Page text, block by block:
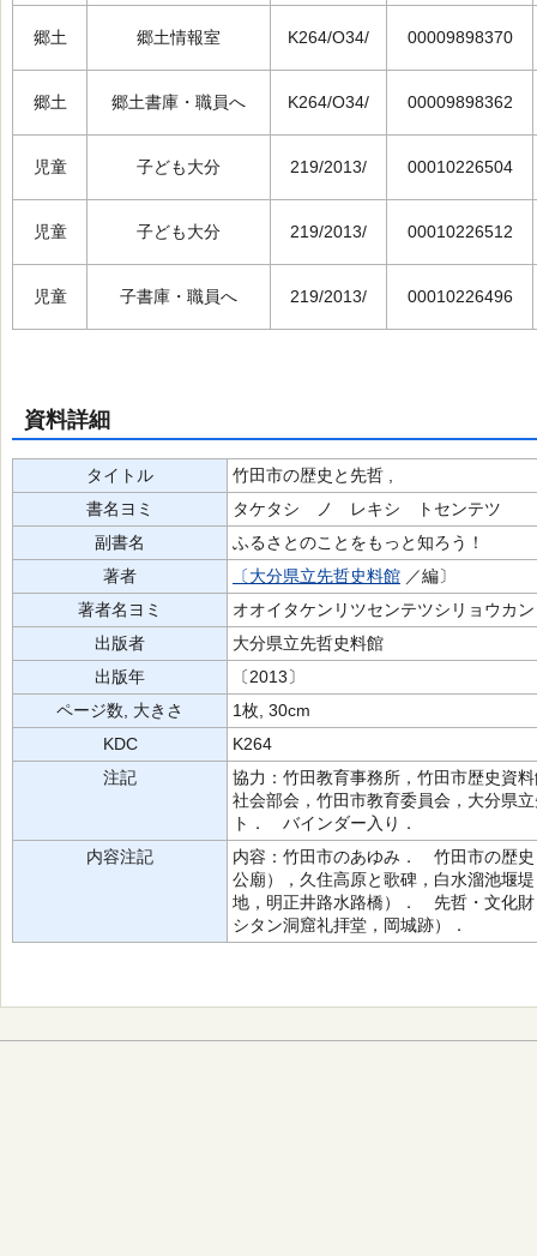
郷土 郷土情報室 K264/O34/ 00009898370
郷土 郷土書庫・職員へ K264/O34/ 00009898362
児童 子ども大分 219/2013/ 00010226504
児童 子ども大分 219/2013/ 00010226512
児童 子書庫・職員へ 219/2013/ 00010226496
資料詳細
タイトル
竹田市の歴史と先哲 ,
書名ヨミ
タケタシ ノ レキシ トセンテツ
副書名
ふるさとのことをもっと知ろう！
著者
〔大分県立先哲史料館 ／編〕
著者名ヨミ
オオイタケンリツセンテツシリョウカン
出版者
大分県立先哲史料館
出版年
〔2013〕
ページ数, 大きさ
1枚, 30cm
KDC
K264
注記
協力：竹田教育事務所，竹田市歴史資
社会部会，竹田市教育委員会，大分県
ト． バインダー入り．
内容注記
内容：竹田市のあゆみ． 竹田市の歴
公廟），久住高原と歌碑，白水溜池堰
地，明正井路水路橋）． 先哲・文化
シタン洞窟礼拝堂，岡城跡）．